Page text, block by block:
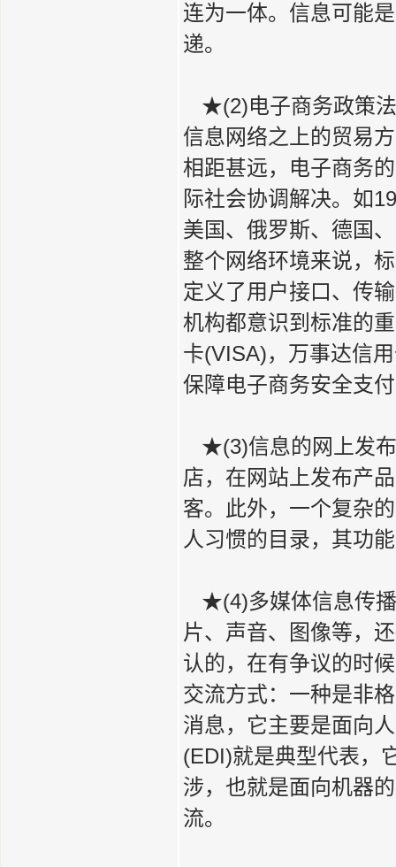
连为一体。信息可能
递。
★(2)电子商务政策法
信息网络之上的贸易
相距甚远，电子商务
际社会协调解决。如
美国、俄罗斯、德国
整个网络环境来说，
定义了用户接口、传
机构都意识到标准的
卡(VISA)，万事达信
保障电子商务安全支
★(3)信息的网上发布
店，在网站上发布产
客。此外，一个复杂
人习惯的目录，其功
★(4)多媒体信息传播
片、声音、图像等，
认的，在有争议的时
交流方式：一种是非
消息，它主要是面向
(EDI)就是典型代表，
涉，也就是面向机器
流。